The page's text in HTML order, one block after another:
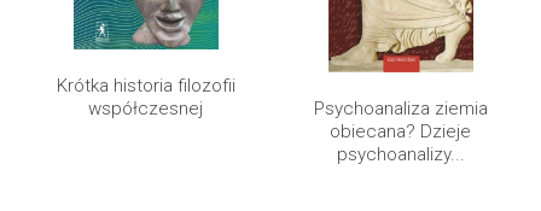
Krótka historia filozofii
współczesnej
Psychoanaliza ziemia
obiecana? Dzieje
psychoanalizy...